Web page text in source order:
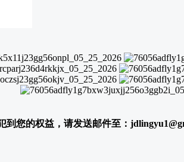
到您的权益，请发送邮件至：